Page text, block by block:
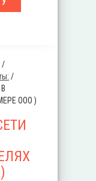
/
/
ООО )